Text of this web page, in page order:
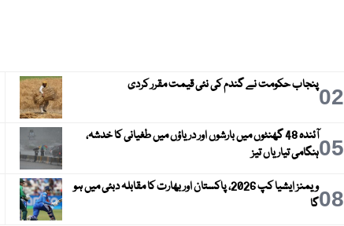
02پنجاب حکومت نے گندم کی نئی قیمت مقرر کردی
05
آئندہ 48 گھنٹوں میں بارشوں اور دریاؤں میں طغیانی کا خدشہ،
ہنگامی تیاریاں تیز
08
ویمنز ایشیا کپ 2026، پاکستان اور بھارت کا مقابلہ دبئی میں ہو
گا